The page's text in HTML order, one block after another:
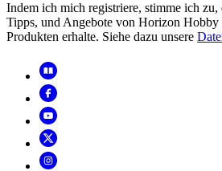
Indem ich mich registriere, stimme ich
Tipps, und Angebote von Horizon
Produkten erhalte. Siehe dazu unsere